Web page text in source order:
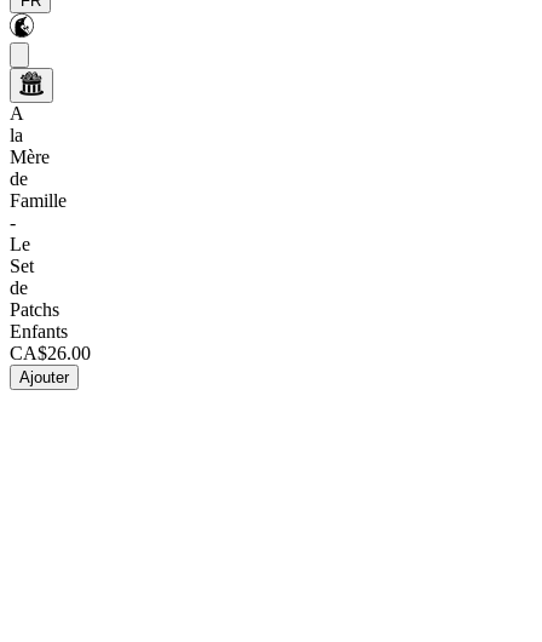
A
la
Mère
de
Famille
-
Le
Set
de
Patchs
Enfants
CA$26.00
Ajouter